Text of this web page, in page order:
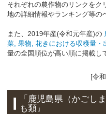
それぞれの農作物のリンクをク
地の詳細情報やランキング等の
また、2019年産(令和元年産)の
菜, 果物, 花きにおける収穫量・
量の全国順位が高い順に掲載し
[令
「鹿児島県（かごし
も類』